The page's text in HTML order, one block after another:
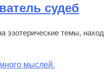
судеб
эзотерические темы,